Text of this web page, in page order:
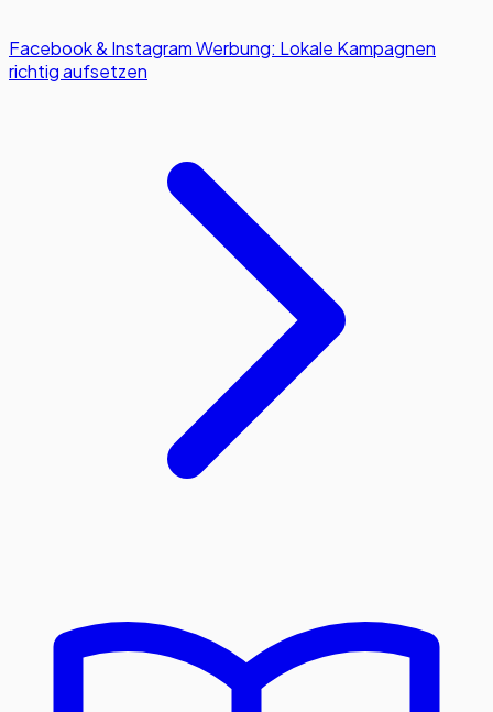
Facebook & Instagram Werbung: Lokale Kampagnen
richtig aufsetzen